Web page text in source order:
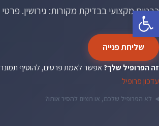
פתח סרגל נגישות
כרטיס מקצועי בבדיקת מקורות: גירושין. פרטי
שליחת פנייה
זה הפרופיל שלך?אפשר לאמת פרטים, להוסיף
עדכון פרופיל
לא הפרופיל שלכם, או רוצים להסיר אותו?